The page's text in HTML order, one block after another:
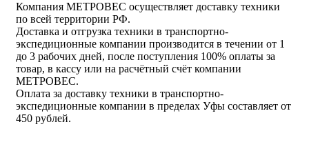
Компания МЕТРОВЕС осуществляет доставку техники
по всей территории РФ.
Доставка и отгрузка техники в транспортно-
экспедиционные компании производится в течении от 1
до 3 рабочих дней, после поступления 100% оплаты за
товар, в кассу или на расчётный счёт компании
МЕТРОВЕС.
Оплата за доставку техники в транспортно-
экспедиционные компании в пределах Уфы составляет от
450 рублей.